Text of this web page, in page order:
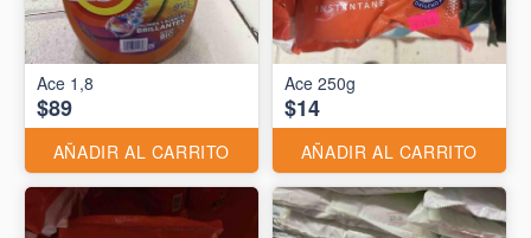
Ace 1,8
$89
AÑADIR AL CARRITO
Ace 250g
$14
AÑADIR AL CARRITO